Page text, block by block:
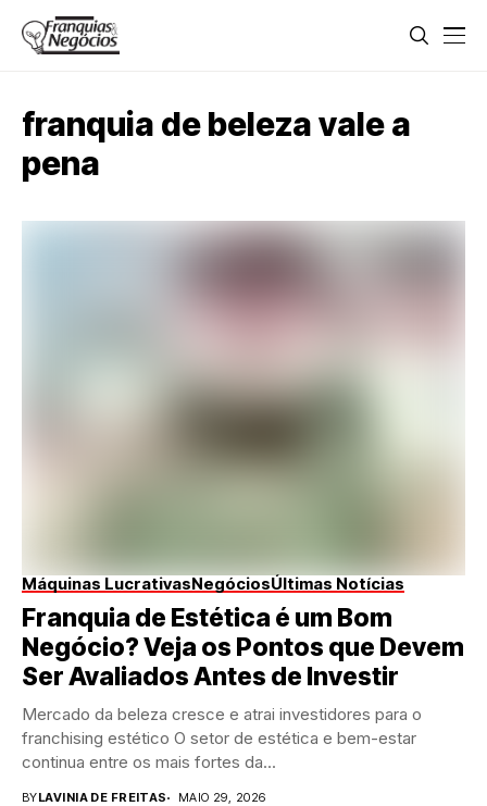
franquia de beleza vale a
pena
Máquinas LucrativasNegóciosÚltimas Notícias
Franquia de Estética é um Bom
Negócio? Veja os Pontos que Devem
Ser Avaliados Antes de Investir
Mercado da beleza cresce e atrai investidores para o
franchising estético O setor de estética e bem-estar
continua entre os mais fortes da...
BYLAVINIA DE FREITAS MAIO 29, 2026